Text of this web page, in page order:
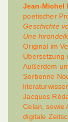
Jean-
poetischer
Geschichte
Une
Original im
Übersetzung
Außerdem
Sorbonne
Jacques
Celan, sowie
digitale